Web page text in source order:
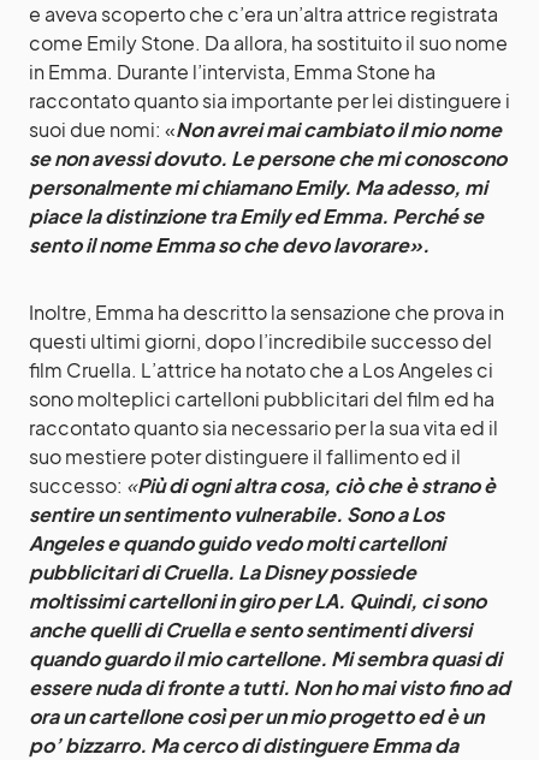
e aveva scoperto che c’era un’altra attrice registrata
come Emily Stone. Da allora, ha sostituito il suo nome
in Emma. Durante l’intervista, Emma Stone ha
raccontato quanto sia importante per lei distinguere i
suoi due nomi: «Non avrei mai cambiato il mio nome
se non avessi dovuto. Le persone che mi conoscono
personalmente mi chiamano Emily. Ma adesso, mi
piace la distinzione tra Emily ed Emma. Perché se
sento il nome Emma so che devo lavorare».
Inoltre, Emma ha descritto la sensazione che prova in
questi ultimi giorni, dopo l’incredibile successo del
film Cruella. L’attrice ha notato che a Los Angeles ci
sono molteplici cartelloni pubblicitari del film ed ha
raccontato quanto sia necessario per la sua vita ed il
suo mestiere poter distinguere il fallimento ed il
successo: «Più di ogni altra cosa, ciò che è strano è
sentire un sentimento vulnerabile. Sono a Los
Angeles e quando guido vedo molti cartelloni
pubblicitari di Cruella. La Disney possiede
moltissimi cartelloni in giro per LA. Quindi, ci sono
anche quelli di Cruella e sento sentimenti diversi
quando guardo il mio cartellone. Mi sembra quasi di
essere nuda di fronte a tutti. Non ho mai visto fino ad
ora un cartellone così per un mio progetto ed è un
po’ bizzarro. Ma cerco di distinguere Emma da